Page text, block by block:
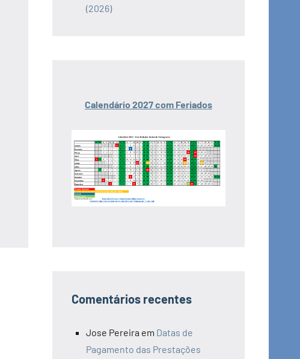
(2026)
Calendário 2027 com Feriados
Comentários recentes
Jose Pereira em Datas de
Pagamento das Prestações